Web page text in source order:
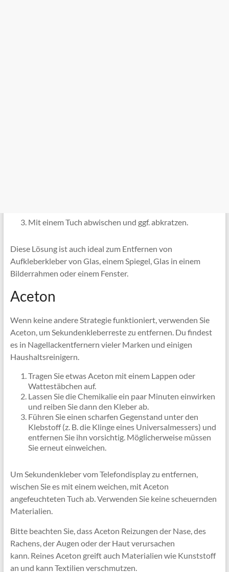
Mit einem Tuch abwischen und ggf. abkratzen.
Diese Lösung ist auch ideal zum Entfernen von
Aufkleberkleber von Glas, einem Spiegel, Glas in einem
Bilderrahmen oder einem Fenster.
Aceton
Wenn keine andere Strategie funktioniert, verwenden Sie
Aceton, um Sekundenkleberreste zu entfernen. Du findest
es in Nagellackentfernern vieler Marken und einigen
Haushaltsreinigern.
Tragen Sie etwas Aceton mit einem Lappen oder
Wattestäbchen auf.
Lassen Sie die Chemikalie ein paar Minuten einwirken
und reiben Sie dann den Kleber ab.
Führen Sie einen scharfen Gegenstand unter den
Klebstoff (z. B. die Klinge eines Universalmessers) und
entfernen Sie ihn vorsichtig. Möglicherweise müssen
Sie erneut einweichen.
Um Sekundenkleber vom Telefondisplay zu entfernen,
wischen Sie es mit einem weichen, mit Aceton
angefeuchteten Tuch ab. Verwenden Sie keine scheuernden
Materialien.
Bitte beachten Sie, dass Aceton Reizungen der Nase, des
Rachens, der Augen oder der Haut verursachen
kann. Reines Aceton greift auch Materialien wie Kunststoff
an und kann Textilien verschmutzen.